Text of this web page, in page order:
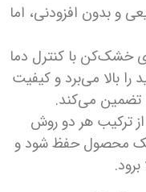
و بدون افزودنی، اما
خشک‌کن با کنترل دما
بالا می‌برد و کیفیت
تضمین می‌کند.
ترکیب هر دو روش
محصول حفظ شود و